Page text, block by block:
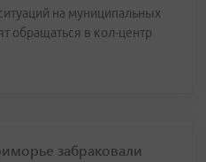
на муниципальных
обращаться в кол-центр
забраковали